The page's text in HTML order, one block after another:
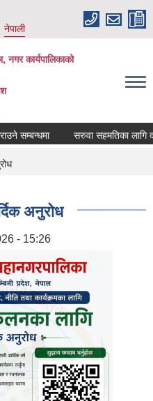
नेपाली
नगर कार्यपालिकाको
सम्बन्धमा सरुवा सहमतिका लागि
अनुरोध
- 15:26